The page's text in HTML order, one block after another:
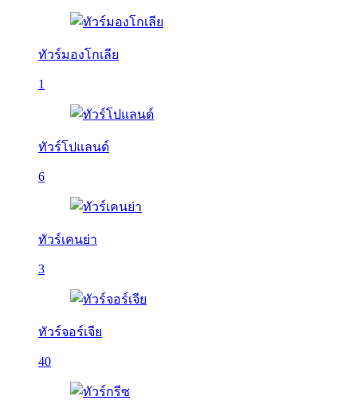
ทัวร์มองโกเลีย
1
ทัวร์โปแลนด์
6
ทัวร์เคนย่า
3
ทัวร์จอร์เจีย
40